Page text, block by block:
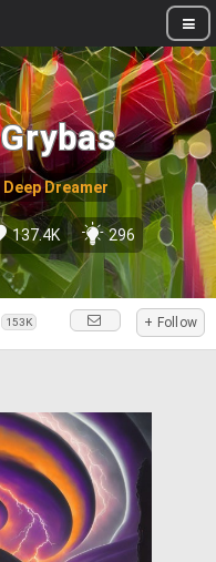
Grybas
Deep Dreamer
137.4K 296
153K + Follow